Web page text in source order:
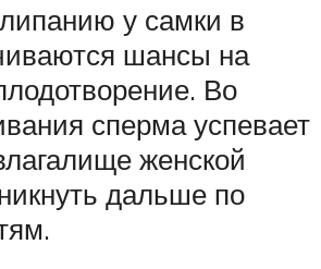
у самки в
шансы на
Во
сперма успевает
женской
дальше по